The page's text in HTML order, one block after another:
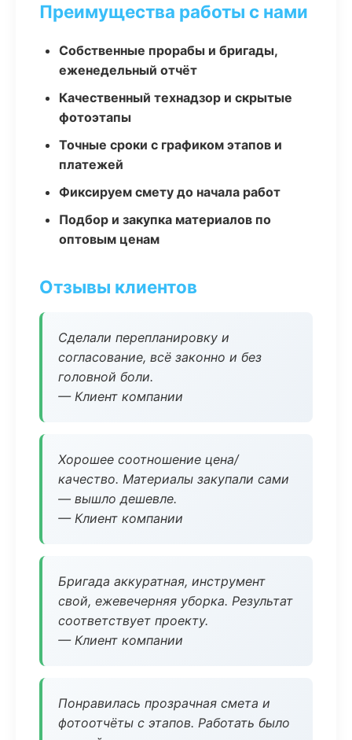
Преимущества работы с нами
Собственные прорабы и бригады,
еженедельный отчёт
Качественный технадзор и скрытые
фотоэтапы
Точные сроки с графиком этапов и
платежей
Фиксируем смету до начала работ
Подбор и закупка материалов по
оптовым ценам
Отзывы клиентов
Сделали перепланировку и
согласование, всё законно и без
головной боли.
— Клиент компании
Хорошее соотношение цена/
качество. Материалы закупали сами
— вышло дешевле.
— Клиент компании
Бригада аккуратная, инструмент
свой, ежевечерняя уборка. Результат
соответствует проекту.
— Клиент компании
Понравилась прозрачная смета и
фотоотчёты с этапов. Работать было